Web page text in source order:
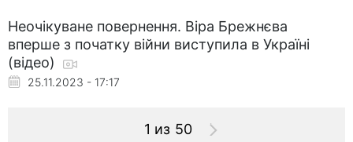
Неочікуване повернення. Віра Брежнєва
вперше з початку війни виступила в Україні
(відео)
25.11.2023 - 17:17
1 из 50